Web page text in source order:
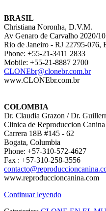
BRASIL
Christiana Noronha, D.V.M.
Av Genaro de Carvalho 2020/
Rio de Janeiro - RJ 22795-076,
Phone: +55-21-3411 2833
Mobile: +55-21-8887 2700
CLONEbr@clonebr.com.br
www.CLONEbr.com.br
COLOMBIA
Dr. Claudia Grazon / Dr.
Clinica de Reproduccion Canina
Carrera 18B #145 - 62
Bogata, Columbia
Phone: +57-310-572-4627
Fax : +57-310-258-3556
www.reproduccioncanina.com
Continuar leyendo